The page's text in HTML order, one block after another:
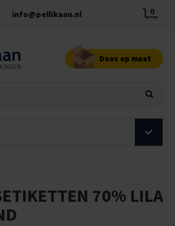
info@pellikaan.nl 0
Doos op maat
70% LILA